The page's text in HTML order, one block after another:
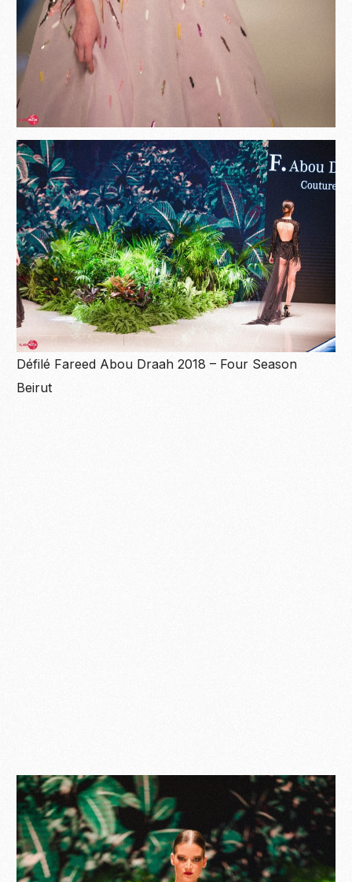
Défilé Fareed Abou Draah 2018 – Four Season
Beirut